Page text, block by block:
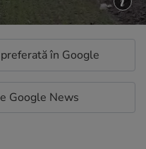
în Google
Google News